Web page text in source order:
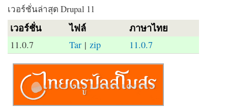
เวอร์ชั่นล่าสุด Drupal 11
เวอร์ชั่น ไฟล์ ภาษาไทย
11.0.7 Tar | zip 11.0.7